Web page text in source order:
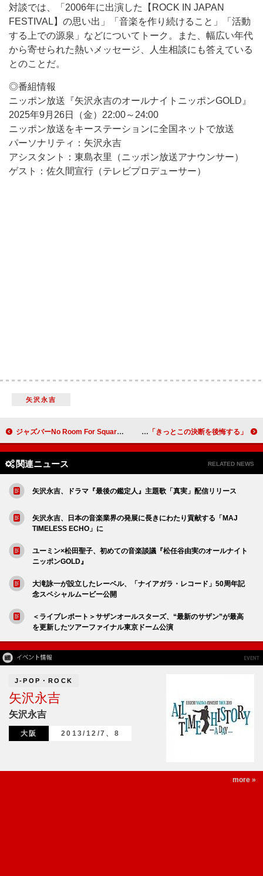
対談では、「2006年に出演した【ROCK IN JAPAN
FESTIVAL】の思い出」「音楽を作り続けること」「活動
する上での源泉」などについてトーク。また、幅広い年代
から寄せられた熱いメッセージ、人生相談にも答えている
とのことだ。
◎番組情報
ニッポン放送『矢沢永吉のオールナイトニッポンGOLD』
2025年9月26日（金）22:00～24:00
ニッポン放送をキーステーションに全国ネットで放送
パーソナリティ：矢沢永吉
アシスタント：東島衣里（ニッポン放送アナウンサー）
ゲスト：佐久間宣行（テレビプロデューサー）
矢沢永吉
ジャズバーNo Room For Squaresの6周年を祝う音楽フェス【音響特区】9/22～23に開催 サブリナ・カーペンター、『SNL』新シーズンでホスト＆音楽ゲスト兼任「きっとこの決断を後悔する」
関連ニュース RELATED NEWS
矢沢永吉、ドラマ『最後の鑑定人』主題歌「真実」配信リリース
矢沢永吉、日本の音楽業界の発展に長きにわたり貢献する「MAJ
TIMELESS ECHO」に
ユーミン×松田聖子、初めての音楽談議『松任谷由実のオールナイト
ニッポンGOLD』
大滝詠一が設立したレーベル、「ナイアガラ・レコード」50周年記
念スペシャルムービー公開
＜ライブレポート＞サザンオールスターズ、“最新のサザン”が最高
を更新したツアーファイナル東京ドーム公演
J-POP・ROCK
矢沢永吉
矢沢永吉
大阪 2013/12/7、8
more »